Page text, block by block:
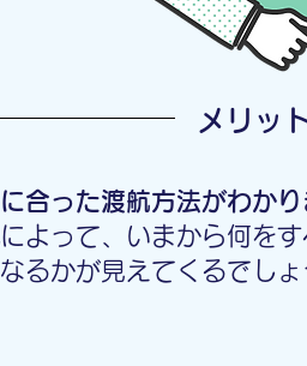
メリッ
合った渡航方法がわかり
よって、いまから何を
るかが見えてくるでしょ